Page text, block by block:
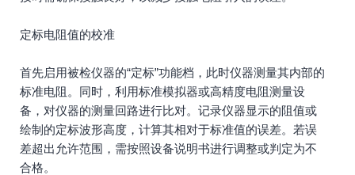
定标电阻值的校准
首先启用被检仪器的“定标”功能档，此时仪器测量其内部的
标准电阻。同时，利用标准模拟器或高精度电阻测量设
备，对仪器的测量回路进行比对。记录仪器显示的阻值或
绘制的定标波形高度，计算其相对于标准值的误差。若误
差超出允许范围，需按照设备说明书进行调整或判定为不
合格。